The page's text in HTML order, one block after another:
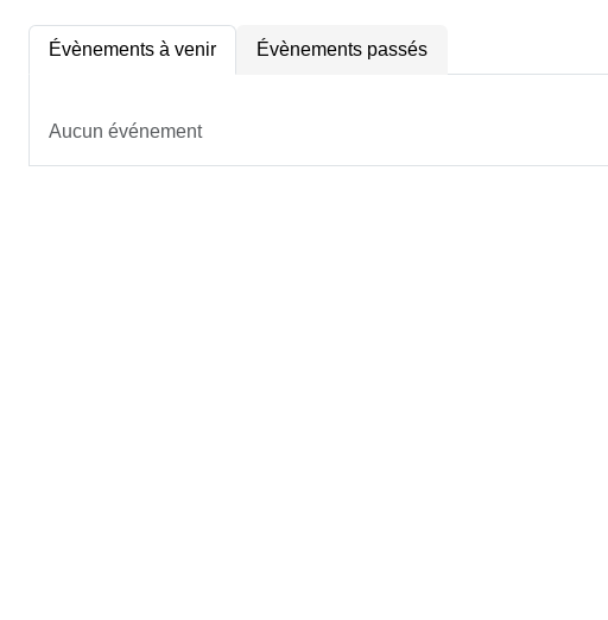
Évènements à venir Évènements passés
Aucun événement